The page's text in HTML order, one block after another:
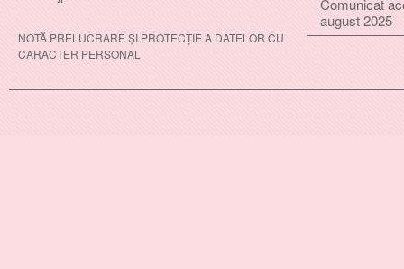
NOTĂ PRELUCRARE ȘI PROTECȚIE A DATELOR CU
CARACTER PERSONAL
Comunicat
august 2025